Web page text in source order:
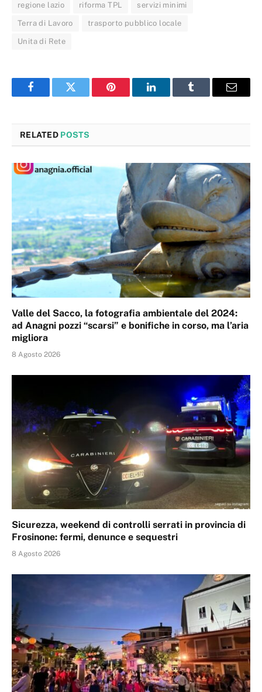
regione lazio riforma TPL servizi minimi
Terra di Lavoro trasporto pubblico locale
Unita di Rete
FacebookTwitter Pinterest LinkedInTumblr Email
RELATED POSTS
Valle del Sacco, la fotografia ambientale del 2024:
ad Anagni pozzi “scarsi” e bonifiche in corso, ma l’aria
migliora
8 Agosto 2026
Sicurezza, weekend di controlli serrati in provincia di
Frosinone: fermi, denunce e sequestri
8 Agosto 2026